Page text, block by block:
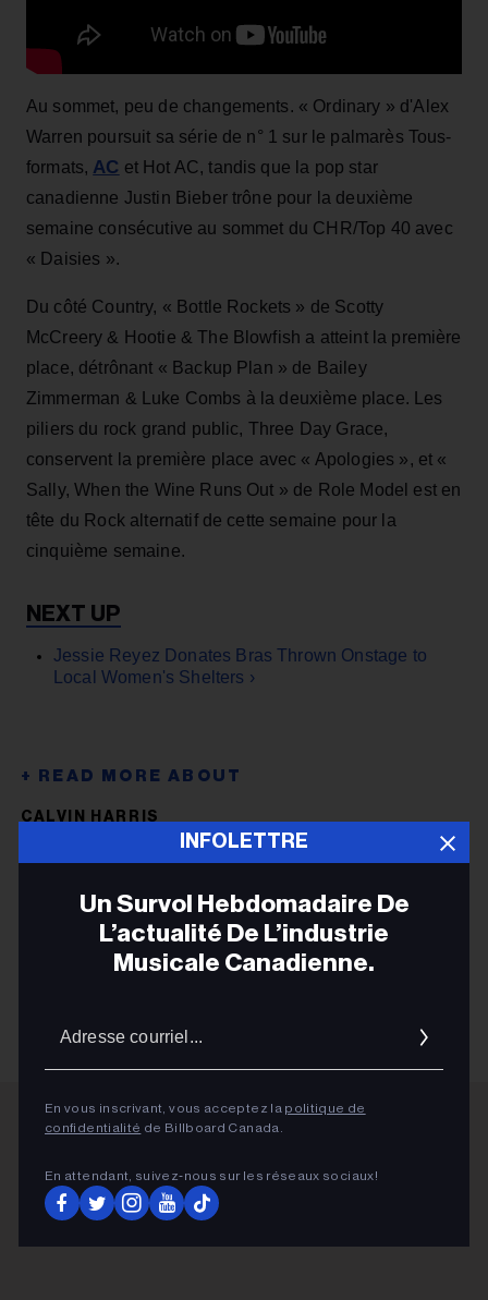
Au sommet, peu de changements. « Ordinary » d'Alex
Warren poursuit sa série de n° 1 sur le palmarès Tous-
formats, AC et Hot AC, tandis que la pop star
canadienne Justin Bieber trône pour la deuxième
semaine consécutive au sommet du CHR/Top 40 avec
« Daisies ».
Du côté Country, « Bottle Rockets » de Scotty
McCreery & Hootie & The Blowfish a atteint la première
place, détrônant « Backup Plan » de Bailey
Zimmerman & Luke Combs à la deuxième place. Les
piliers du rock grand public, Three Day Grace,
conservent la première place avec « Apologies », et «
Sally, When the Wine Runs Out » de Role Model est en
tête du Rock alternatif de cette semaine pour la
cinquième semaine.
Jessie Reyez Donates Bras Thrown Onstage to
Local Women's Shelters​ ›
CALVIN HARRIS
CHART BEAT
JESSIE REYEZ
JESSIE REYEZ
INFOLETTRE
Un Survol Hebdomadaire De
L’actualité De L’industrie
Musicale Canadienne.
En vous inscrivant, vous acceptez la politique de
confidentialité de Billboard Canada.
En attendant, suivez‑nous sur les réseaux sociaux!